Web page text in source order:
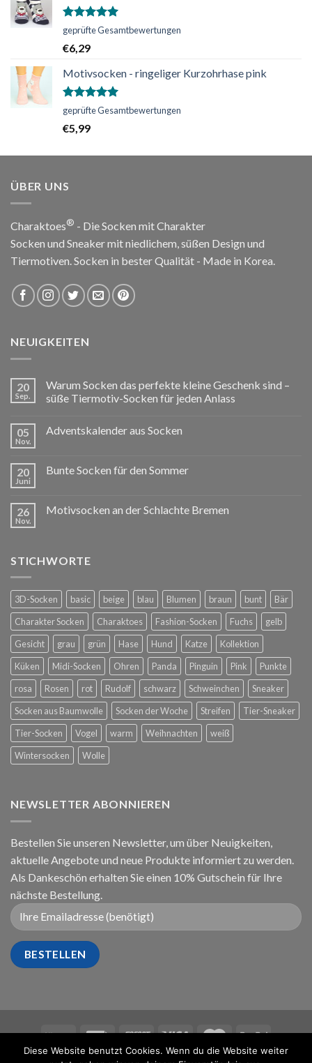
Bewertet
von 5
geprüfte Gesamtbewertungen
€6,29
Motivsocken - ringeliger Kurzohrhase pink
Bewertet
von 5
geprüfte Gesamtbewertungen
€5,99
ÜBER UNS
Charaktoes® - Die Socken mit Charakter
Socken und Sneaker mit niedlichem, süßen Design und
Tiermotiven. Socken in bester Qualität - Made in Korea.
NEUIGKEITEN
20
Sep.
Warum Socken das perfekte kleine Geschenk sind –
süße Tiermotiv-Socken für jeden Anlass
05
Nov.
Adventskalender aus Socken
20
Juni
Bunte Socken für den Sommer
26
Nov.
Motivsocken an der Schlachte Bremen
STICHWORTE
3D-Socken basic beige blau Blumen braun bunt
Bär
Charakter Socken
Charaktoes Fashion-Socken Fuchs
gelb
Gesicht
grau grün Hase Hund Katze
Kollektion
Küken
Midi-Socken Ohren Panda Pinguin Pink
Punkte
rosa
Rosen rot Rudolf schwarz Schweinchen
Sneaker
Socken aus Baumwolle
Socken der Woche Streifen
Tier-Sneaker
Tier-Socken
Vogel warm Weihnachten
weiß
Wintersocken
Wolle
NEWSLETTER ABONNIEREN
Bestellen Sie unseren Newsletter, um über Neuigkeiten,
aktuelle Angebote und neue Produkte informiert zu werden.
Als Dankeschön erhalten Sie einen 10% Gutschein für Ihre
nächste Bestellung.
IMPRESSUM AGB DATENSCHUTZBELEHRUNG
Diese Website benutzt Cookies. Wenn du die Website weiter